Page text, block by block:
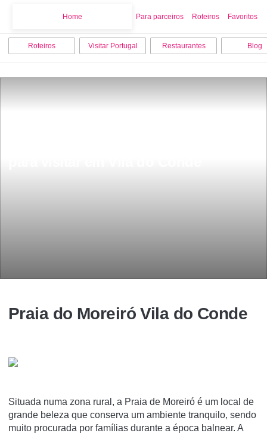
Home Para parceiros Roteiros Favoritos
Roteiros Visitar Portugal Restaurantes Blog
Praia do Moreiró Vila do Conde
Situada numa zona rural, a Praia de Moreiró é um local de
grande beleza que conserva um ambiente tranquilo, sendo
muito procurada por famílias durante a época balnear. A